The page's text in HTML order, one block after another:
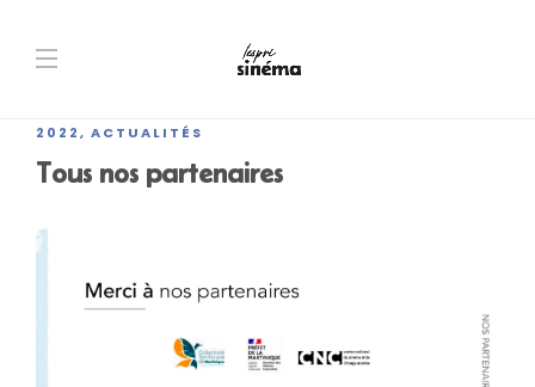
2022 , ACTUALITÉS
Tous nos partenaires